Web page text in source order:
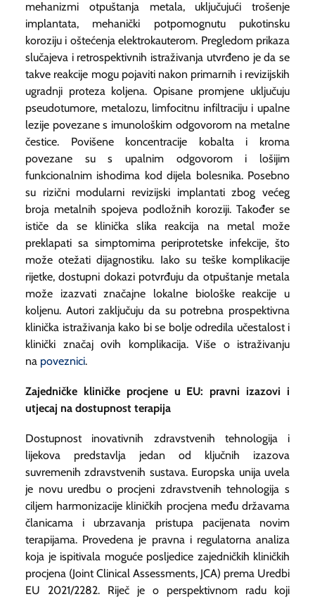
mehanizmi otpuštanja metala, uključujući trošenje
implantata, mehanički potpomognutu pukotinsku
koroziju i oštećenja elektrokauterom. Pregledom prikaza
slučajeva i retrospektivnih istraživanja utvrđeno je da se
takve reakcije mogu pojaviti nakon primarnih i revizijskih
ugradnji proteza koljena. Opisane promjene uključuju
pseudotumore, metalozu, limfocitnu infiltraciju i upalne
lezije povezane s imunološkim odgovorom na metalne
čestice. Povišene koncentracije kobalta i kroma
povezane su s upalnim odgovorom i lošijim
funkcionalnim ishodima kod dijela bolesnika. Posebno
su rizični modularni revizijski implantati zbog većeg
broja metalnih spojeva podložnih koroziji. Također se
ističe da se klinička slika reakcija na metal može
preklapati sa simptomima periprotetske infekcije, što
može otežati dijagnostiku. Iako su teške komplikacije
rijetke, dostupni dokazi potvrđuju da otpuštanje metala
može izazvati značajne lokalne biološke reakcije u
koljenu. Autori zaključuju da su potrebna prospektivna
klinička istraživanja kako bi se bolje odredila učestalost i
klinički značaj ovih komplikacija. Više o istraživanju
na poveznici.
Zajedničke kliničke procjene u EU: pravni izazovi i
utjecaj na dostupnost terapija
Dostupnost inovativnih zdravstvenih tehnologija i
lijekova predstavlja jedan od ključnih izazova
suvremenih zdravstvenih sustava. Europska unija uvela
je novu uredbu o procjeni zdravstvenih tehnologija s
ciljem harmonizacije kliničkih procjena među državama
članicama i ubrzavanja pristupa pacijenata novim
terapijama. Provedena je pravna i regulatorna analiza
koja je ispitivala moguće posljedice zajedničkih kliničkih
procjena (Joint Clinical Assessments, JCA) prema Uredbi
EU 2021/2282. Riječ je o perspektivnom radu koji